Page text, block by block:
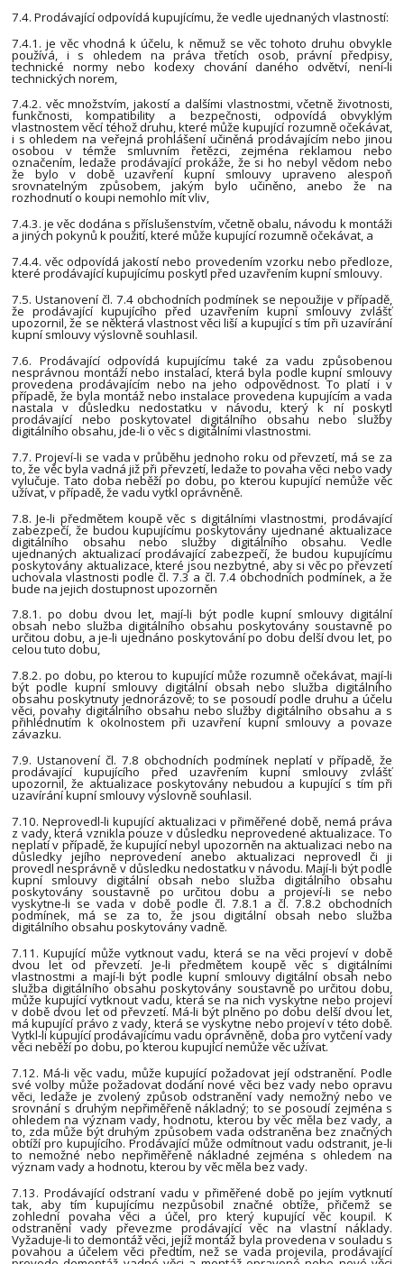
7.4. Prodávající odpovídá kupujícímu, že vedle ujednaných vlastností:
7.4.1. je věc vhodná k účelu, k němuž se věc tohoto druhu obvykle
používá, i s ohledem na práva třetích osob, právní předpisy,
technické normy nebo kodexy chování daného odvětví, není-li
technických norem,
7.4.2. věc množstvím, jakostí a dalšími vlastnostmi, včetně životnosti,
funkčnosti, kompatibility a bezpečnosti, odpovídá obvyklým
vlastnostem věcí téhož druhu, které může kupující rozumně očekávat,
i s ohledem na veřejná prohlášení učiněná prodávajícím nebo jinou
osobou v témže smluvním řetězci, zejména reklamou nebo
označením, ledaže prodávající prokáže, že si ho nebyl vědom nebo
že bylo v době uzavření kupní smlouvy upraveno alespoň
srovnatelným způsobem, jakým bylo učiněno, anebo že na
rozhodnutí o koupi nemohlo mít vliv,
7.4.3. je věc dodána s příslušenstvím, včetně obalu, návodu k montáži
a jiných pokynů k použití, které může kupující rozumně očekávat, a
7.4.4. věc odpovídá jakostí nebo provedením vzorku nebo předloze,
které prodávající kupujícímu poskytl před uzavřením kupní smlouvy.
7.5. Ustanovení čl. 7.4 obchodních podmínek se nepoužije v případě,
že prodávající kupujícího před uzavřením kupní smlouvy zvlášť
upozornil, že se některá vlastnost věci liší a kupující s tím při uzavírání
kupní smlouvy výslovně souhlasil.
7.6. Prodávající odpovídá kupujícímu také za vadu způsobenou
nesprávnou montáží nebo instalací, která byla podle kupní smlouvy
provedena prodávajícím nebo na jeho odpovědnost. To platí i v
případě, že byla montáž nebo instalace provedena kupujícím a vada
nastala v důsledku nedostatku v návodu, který k ní poskytl
prodávající nebo poskytovatel digitálního obsahu nebo služby
digitálního obsahu, jde-li o věc s digitálními vlastnostmi.
7.7. Projeví-li se vada v průběhu jednoho roku od převzetí, má se za
to, že věc byla vadná již při převzetí, ledaže to povaha věci nebo vady
vylučuje. Tato doba neběží po dobu, po kterou kupující nemůže věc
užívat, v případě, že vadu vytkl oprávněně.
7.8. Je-li předmětem koupě věc s digitálními vlastnostmi, prodávající
zabezpečí, že budou kupujícímu poskytovány ujednané aktualizace
digitálního obsahu nebo služby digitálního obsahu. Vedle
ujednaných aktualizací prodávající zabezpečí, že budou kupujícímu
poskytovány aktualizace, které jsou nezbytné, aby si věc po převzetí
uchovala vlastnosti podle čl. 7.3 a čl. 7.4 obchodních podmínek, a že
bude na jejich dostupnost upozorněn
7.8.1. po dobu dvou let, mají-li být podle kupní smlouvy digitální
obsah nebo služba digitálního obsahu poskytovány soustavně po
určitou dobu, a je-li ujednáno poskytování po dobu delší dvou let, po
celou tuto dobu,
7.8.2. po dobu, po kterou to kupující může rozumně očekávat, mají-li
být podle kupní smlouvy digitální obsah nebo služba digitálního
obsahu poskytnuty jednorázově; to se posoudí podle druhu a účelu
věci, povahy digitálního obsahu nebo služby digitálního obsahu a s
přihlédnutím k okolnostem při uzavření kupní smlouvy a povaze
závazku.
7.9. Ustanovení čl. 7.8 obchodních podmínek neplatí v případě, že
prodávající kupujícího před uzavřením kupní smlouvy zvlášť
upozornil, že aktualizace poskytovány nebudou a kupující s tím při
uzavírání kupní smlouvy výslovně souhlasil.
7.10. Neprovedl-li kupující aktualizaci v přiměřené době, nemá práva
z vady, která vznikla pouze v důsledku neprovedené aktualizace. To
neplatí v případě, že kupující nebyl upozorněn na aktualizaci nebo na
důsledky jejího neprovedení anebo aktualizaci neprovedl či ji
provedl nesprávně v důsledku nedostatku v návodu. Mají-li být podle
kupní smlouvy digitální obsah nebo služba digitálního obsahu
poskytovány soustavně po určitou dobu a projeví-li se nebo
vyskytne-li se vada v době podle čl. 7.8.1 a čl. 7.8.2 obchodních
podmínek, má se za to, že jsou digitální obsah nebo služba
digitálního obsahu poskytovány vadně.
7.11. Kupující může vytknout vadu, která se na věci projeví v době
dvou let od převzetí. Je-li předmětem koupě věc s digitálními
vlastnostmi a mají-li být podle kupní smlouvy digitální obsah nebo
služba digitálního obsahu poskytovány soustavně po určitou dobu,
může kupující vytknout vadu, která se na nich vyskytne nebo projeví
v době dvou let od převzetí. Má-li být plněno po dobu delší dvou let,
má kupující právo z vady, která se vyskytne nebo projeví v této době.
Vytkl-li kupující prodávajícímu vadu oprávněně, doba pro vytčení vady
věci neběží po dobu, po kterou kupující nemůže věc užívat.
7.12. Má-li věc vadu, může kupující požadovat její odstranění. Podle
své volby může požadovat dodání nové věci bez vady nebo opravu
věci, ledaže je zvolený způsob odstranění vady nemožný nebo ve
srovnání s druhým nepřiměřeně nákladný; to se posoudí zejména s
ohledem na význam vady, hodnotu, kterou by věc měla bez vady, a
to, zda může být druhým způsobem vada odstraněna bez značných
obtíží pro kupujícího. Prodávající může odmítnout vadu odstranit, je-li
to nemožné nebo nepřiměřeně nákladné zejména s ohledem na
význam vady a hodnotu, kterou by věc měla bez vady.
7.13. Prodávající odstraní vadu v přiměřené době po jejím vytknutí
tak, aby tím kupujícímu nezpůsobil značné obtíže, přičemž se
zohlední povaha věci a účel, pro který kupující věc koupil. K
odstranění vady převezme prodávající věc na vlastní náklady.
Vyžaduje-li to demontáž věci, jejíž montáž byla provedena v souladu s
povahou a účelem věci předtím, než se vada projevila, prodávající